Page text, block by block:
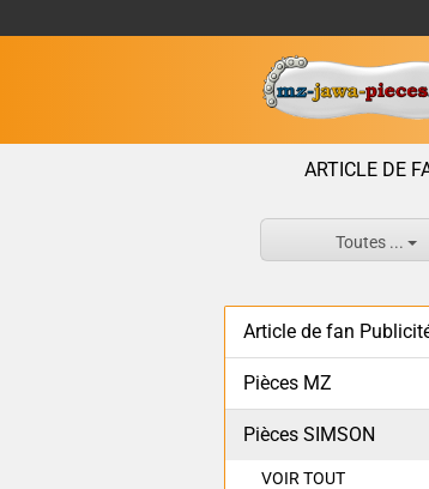
ARTICLE DE
Toutes ...
Article de fan
Pièces MZ
Pièces SIMSON
VOIR TOUT